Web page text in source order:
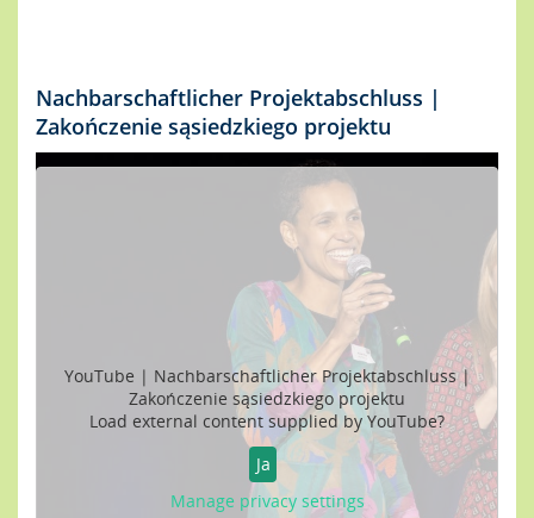
Nachbarschaftlicher Projektabschluss |
Zakończenie sąsiedzkiego projektu
YouTube | Nachbarschaftlicher Projektabschluss |
Zakończenie sąsiedzkiego projektu
Load external content supplied by YouTube?
Ja
Manage privacy settings